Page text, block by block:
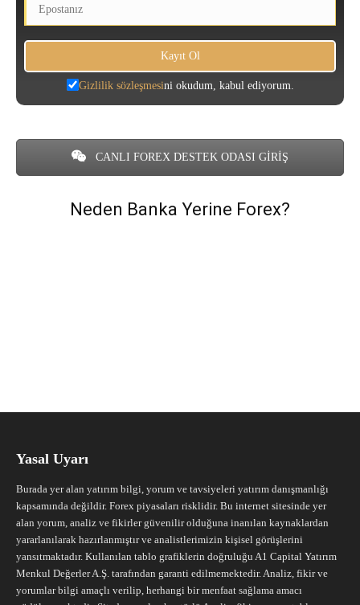
Gizlilik sözleşmesini okudum, kabul ediyorum.
CANLI FOREX DESTEK ODASI GİRİŞ
Neden Banka Yerine Forex?
Yasal Uyarı
Burada yer alan yatırım bilgi, yorum ve tavsiyeleri yatırım danışmanlığı
kapsamında değildir. Forex piyasaları risklidir. Bu internet sitesinde yer
alan yorum, analiz ve fikirler güvenilir olduğuna inanılan kaynaklardan
yararlanılarak hazırlanmıştır ve analistlerimizin kişisel görüşlerini
yansıtmaktadır. Kullanılan tablo grafiklerin doğruluğu A1 Capital Yatırım
Menkul Değerler A.Ş. tarafından garanti edilmemektedir. Analiz, fikir ve
yorumlar bilgi amaçlı verilip, herhangi bir menfaat sağlama amacı